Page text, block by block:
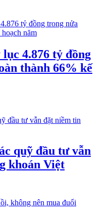
4.876 tỷ đồng
thành 66% kế
quỹ đầu tư vẫn
khoán Việt